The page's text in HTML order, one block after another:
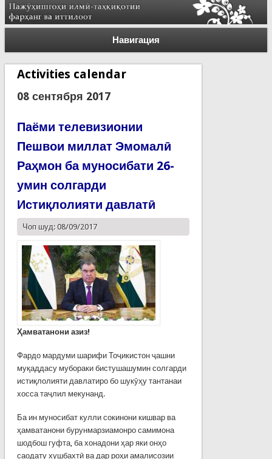
Навигация
Activities calendar
08 сентября 2017
Паёми телевизионии
Пешвои миллат Эмомалӣ
Раҳмон ба муносибати 26-
умин солгарди
Истиқлолияти давлатӣ
Чоп шуд: 08/09/2017
Ҳамватанони азиз!
Фардо мардуми шарифи Тоҷикистон ҷашни
муқаддасу мубораки бистушашумин солгарди
истиқлолияти давлатиро бо шукӯҳу тантанаи
хосса таҷлил мекунанд.
Ба ин муносибат кулли сокинони кишвар ва
ҳамватанони бурунмарзиамонро самимона
шодбош гуфта, ба хонадони ҳар яки онҳо
саодату хушбахтӣ ва дар роҳи амалисозии